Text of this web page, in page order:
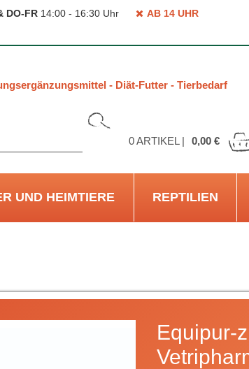
DO-FR 14:00 - 16:30 Uhr
AB 14 UHR
- Diät-Futter - Tierbedarf
0ARTIKEL | 0,00 €
UND HEIMTIERE REPTILIEN
Equipur-